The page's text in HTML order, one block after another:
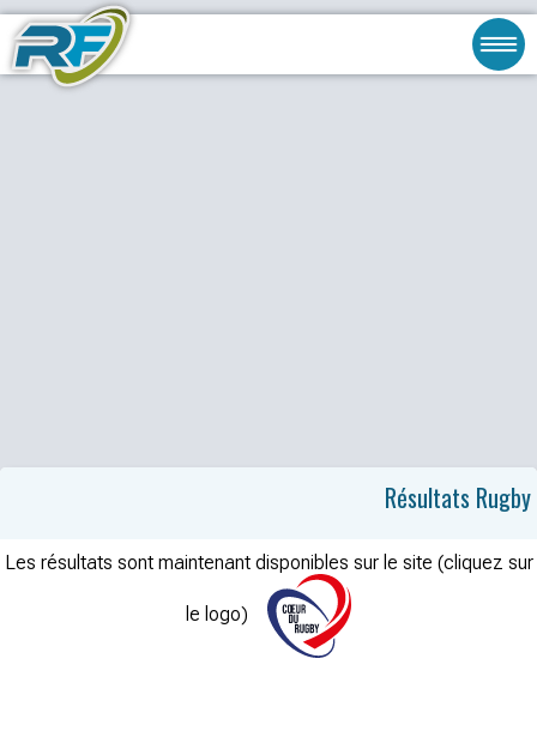
Résultats Rugby
Les résultats sont maintenant disponibles sur le site (cliquez sur
le logo)